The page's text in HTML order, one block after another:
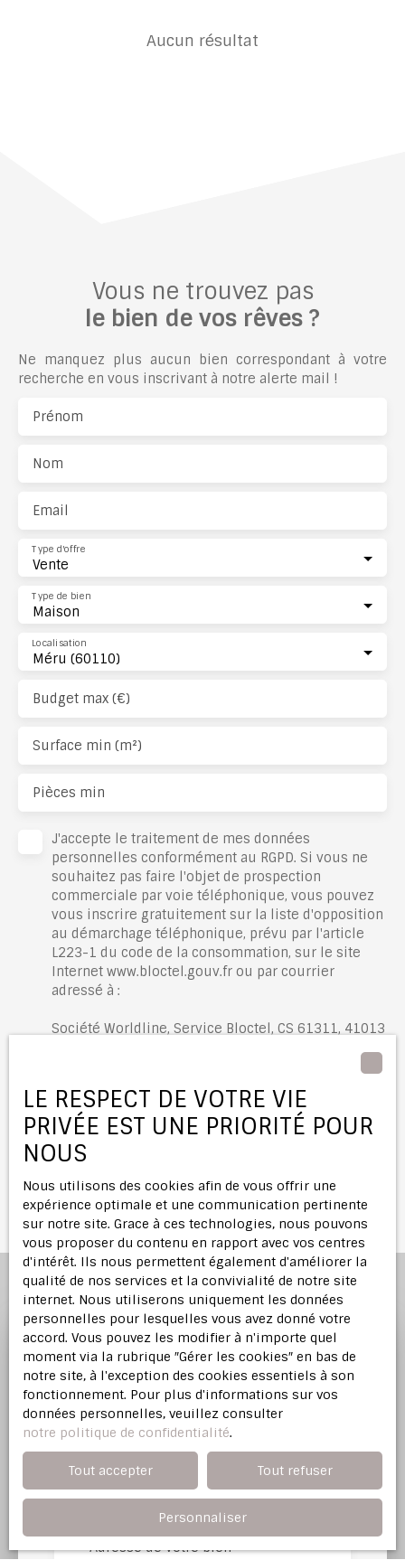
Aucun résultat
Vous ne trouvez pas
le bien de vos rêves ?
Ne manquez plus aucun bien correspondant à votre
recherche en vous inscrivant à notre alerte mail !
Prénom
Nom
Email
Vente
Type d'offre
Maison
Type de bien
Méru (60110)
Localisation
Budget max (€)
Surface min (m²)
Pièces min
J'accepte le traitement de mes données
personnelles conformément au RGPD. Si vous ne
souhaitez pas faire l'objet de prospection
commerciale par voie téléphonique, vous pouvez
vous inscrire gratuitement sur la liste d'opposition
au démarchage téléphonique, prévu par l'article
L223-1 du code de la consommation, sur le site
Internet www.bloctel.gouv.fr ou par courrier
adressé à :
Société Worldline, Service Bloctel, CS 61311, 41013
données personnelles, veuillez consulter notre
politique de confidentialité.
Recevoir des annonces
Profitez d'uneestimation
offerte
Notre agence immobilière vous offre une
Parisien.
Adresse de votre bien
LE RESPECT DE VOTRE VIE
PRIVÉE EST UNE PRIORITÉ POUR
NOUS
Nous utilisons des cookies afin de vous offrir une
expérience optimale et une communication pertinente
sur notre site. Grace à ces technologies, nous pouvons
vous proposer du contenu en rapport avec vos centres
d'intérêt. Ils nous permettent également d'améliorer la
qualité de nos services et la convivialité de notre site
internet. Nous utiliserons uniquement les données
personnelles pour lesquelles vous avez donné votre
accord. Vous pouvez les modifier à n'importe quel
moment via la rubrique ″Gérer les cookies″ en bas de
notre site, à l'exception des cookies essentiels à son
fonctionnement. Pour plus d'informations sur vos
données personnelles, veuillez consulter
notre politique de confidentialité.
Tout accepter Tout refuser
Personnaliser